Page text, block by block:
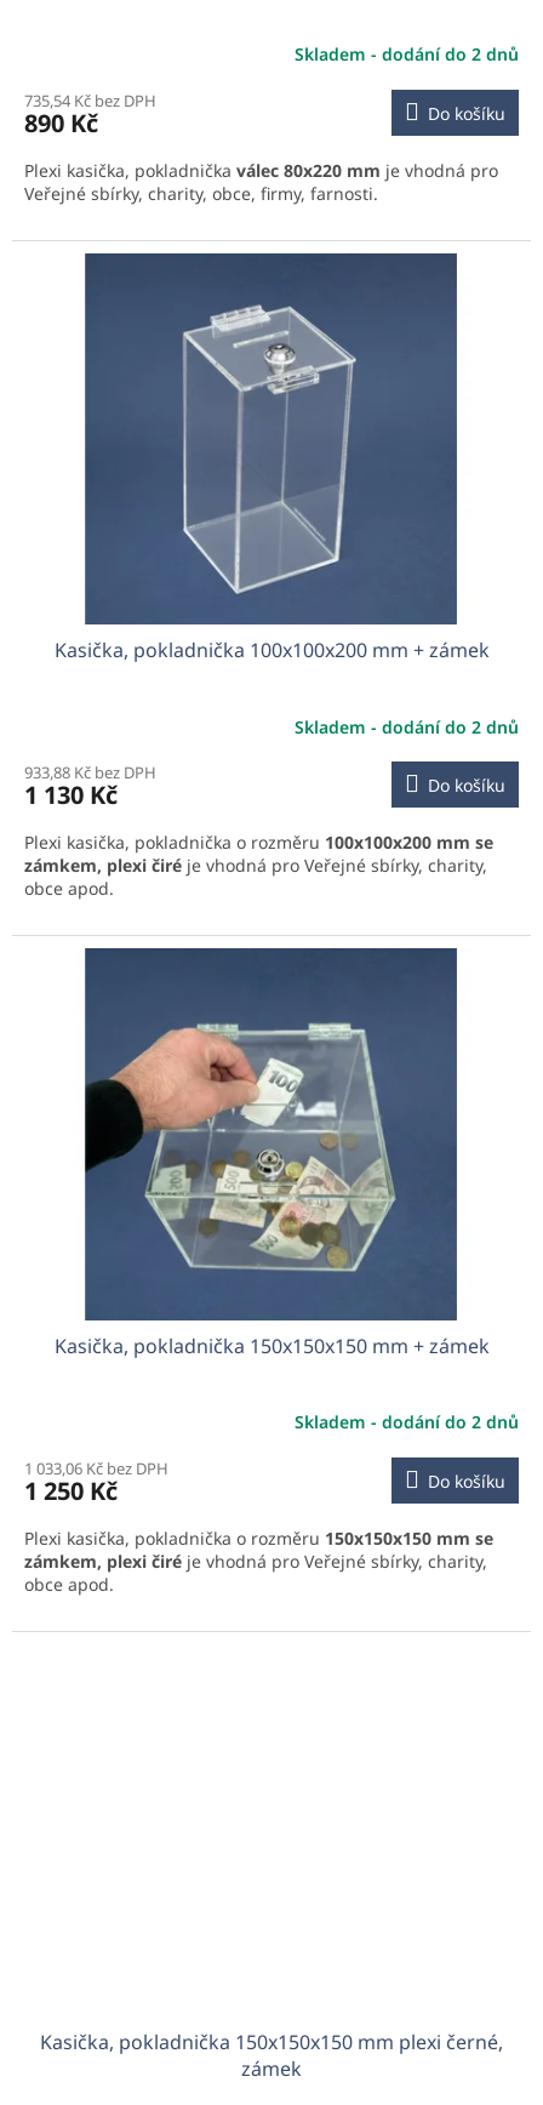
Skladem - dodání do 2 dnů
735,54 Kč bez DPH
890 Kč Do košíku
Plexi kasička, pokladnička válec 80x220 mm je vhodná pro
Veřejné sbírky, charity, obce, firmy, farnosti.
Kasička, pokladnička 100x100x200 mm + zámek
Skladem - dodání do 2 dnů
933,88 Kč bez DPH
1 130 Kč Do košíku
Plexi kasička, pokladnička o rozměru 100x100x200 mm se
zámkem, plexi čiré je vhodná pro Veřejné sbírky, charity,
obce apod.
Kasička, pokladnička 150x150x150 mm + zámek
Skladem - dodání do 2 dnů
1 033,06 Kč bez DPH
1 250 Kč Do košíku
Plexi kasička, pokladnička o rozměru 150x150x150 mm se
zámkem, plexi čiré je vhodná pro Veřejné sbírky, charity,
obce apod.
Kasička, pokladnička 150x150x150 mm plexi černé,
zámek